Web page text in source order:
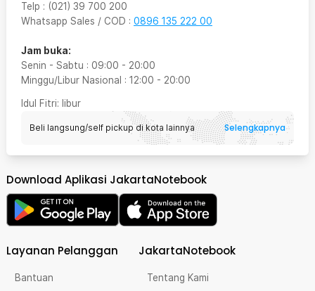
Telp : (021) 39 700 200
Whatsapp Sales / COD : 0896 135 222 00
Jam buka:
Senin - Sabtu : 09:00 - 20:00
Minggu/Libur Nasional : 12:00 - 20:00
Idul Fitri: libur
Beli langsung/self pickup di kota lainnya Selengkapnya
Download Aplikasi JakartaNotebook
Layanan Pelanggan
Bantuan
JakartaNotebook
Tentang Kami